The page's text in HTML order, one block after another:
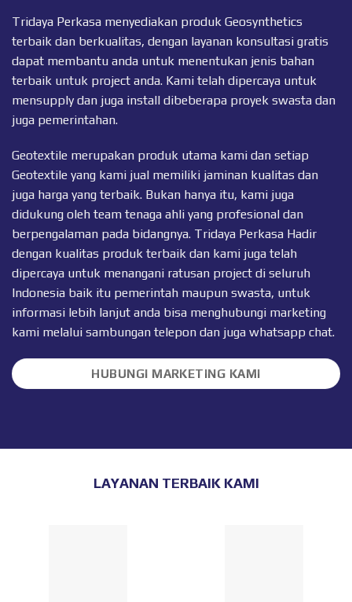
Tridaya Perkasa menyediakan produk Geosynthetics
terbaik dan berkualitas, dengan layanan konsultasi gratis
dapat membantu anda untuk menentukan jenis bahan
terbaik untuk project anda. Kami telah dipercaya untuk
mensupply dan juga install dibeberapa proyek swasta dan
juga pemerintahan.
Geotextile merupakan produk utama kami dan setiap
Geotextile yang kami jual memiliki jaminan kualitas dan
juga harga yang terbaik. Bukan hanya itu, kami juga
didukung oleh team tenaga ahli yang profesional dan
berpengalaman pada bidangnya. Tridaya Perkasa Hadir
dengan kualitas produk terbaik dan kami juga telah
dipercaya untuk menangani ratusan project di seluruh
Indonesia baik itu pemerintah maupun swasta, untuk
informasi lebih lanjut anda bisa menghubungi marketing
kami melalui sambungan telepon dan juga whatsapp chat.
HUBUNGI MARKETING KAMI
LAYANAN TERBAIK KAMI